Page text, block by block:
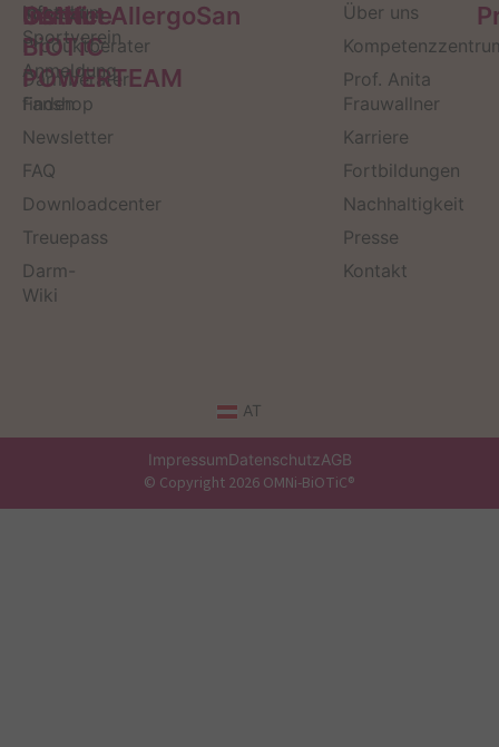
Service
Kontakt
Produktberater
Darmberater
finden
Newsletter
FAQ
Downloadcenter
Treuepass
Darm-
Wiki
OMNi-
BiOTiC
POWERTEAM
Infos zum
Sportverein
Anmeldung
Fanshop
Institut AllergoSan
Über uns
Prof. Anita
Frauwallner
Karriere
Fortbildungen
Nachhaltigkeit
Presse
Kontakt
AT
ImpressumDatenschutzAGB
© Copyright 2026 OMNi-BiOTiC®